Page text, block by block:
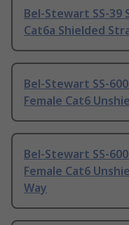
Bel-Stewart SS-39
Cat6a Shielded
Bel-Stewart SS-
Female Cat6
Bel-Stewart SS-
Female Cat6
Way